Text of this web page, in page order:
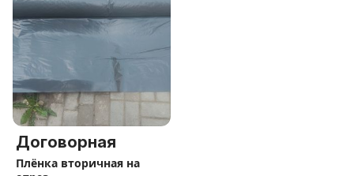
Договорная
Плёнка вторичная на